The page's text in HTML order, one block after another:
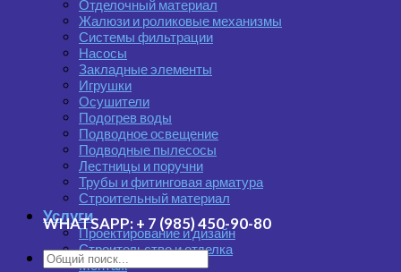
Отделочный материал
Жалюзи и роликовые механизмы
Системы фильтрации
Насосы
Закладные элементы
Игрушки
Осушители
Подогрев воды
Подводное освещение
Подводные пылесосы
Лестницы и поручни
Трубы и фитинговая арматура
Строительный материал
Услуги
Проектирование и дизайн
Строительство и отделка
Монтаж
WHATSAPP: + 7 (985) 450-90-80